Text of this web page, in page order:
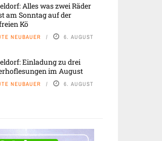
Alles was zwei Räder
am Sonntag auf der
Kö
NEUBAUER 6. AUGUST
Einladung zu drei
im August
NEUBAUER 6. AUGUST